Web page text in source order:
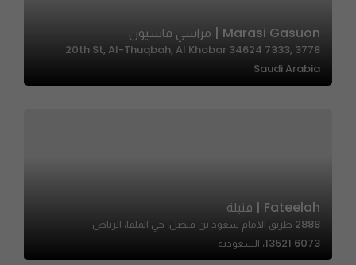
Marasi Gasuon | مراسي قاسيون
3778 20th St, Al-Thuqbah, Al Khobar 34624 7333,
Saudi Arabia
Fateelah | فتيلة
2888 طريق الامام سعود بن فيصل، حي الملقا، الرياض
13521 6073، السعودية